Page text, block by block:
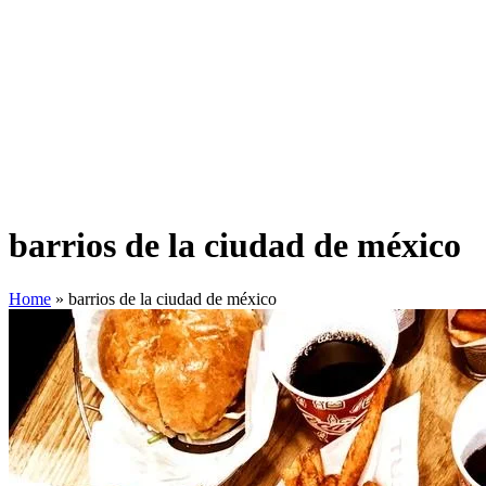
barrios de la ciudad de méxico
Home » barrios de la ciudad de méxico